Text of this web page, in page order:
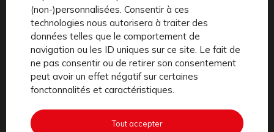
(non-)personnalisées. Consentir à ces
technologies nous autorisera à traiter des
données telles que le comportement de
navigation ou les ID uniques sur ce site. Le fait de
ne pas consentir ou de retirer son consentement
peut avoir un effet négatif sur certaines
fonctonnalités et caractéristiques.
Tout accepter
accessoires.
Je sélectionne ma formule et je m’abonne en ligne